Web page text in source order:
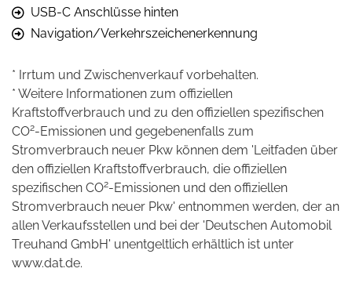
USB-C Anschlüsse hinten
Navigation/Verkehrszeichenerkennung
* Irrtum und Zwischenverkauf vorbehalten.
* Weitere Informationen zum offiziellen
Kraftstoffverbrauch und zu den offiziellen spezifischen
CO2-Emissionen und gegebenenfalls zum
Stromverbrauch neuer Pkw können dem 'Leitfaden über
den offiziellen Kraftstoffverbrauch, die offiziellen
spezifischen CO2-Emissionen und den offiziellen
Stromverbrauch neuer Pkw' entnommen werden, der an
allen Verkaufsstellen und bei der 'Deutschen Automobil
Treuhand GmbH' unentgeltlich erhältlich ist unter
www.dat.de.